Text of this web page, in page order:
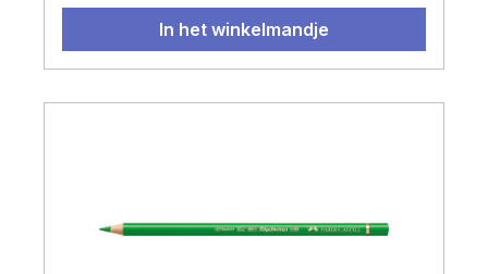
In het winkelmandje